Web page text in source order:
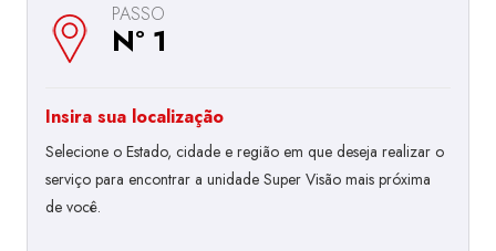
PASSO
Nº 1
Insira sua localização
Selecione o Estado, cidade e região em que deseja realizar o
serviço para encontrar a unidade Super Visão mais próxima
de você.